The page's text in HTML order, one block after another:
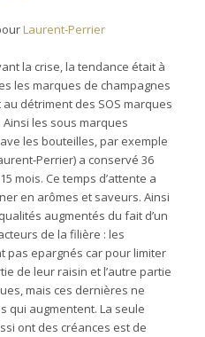
Laurent-Perrier
la crise, la tendance était à
les marques de champagnes
détriment des SOS marques
Ainsi les sous marques
les bouteilles, par exemple
Perrier) a conservé 36
mois. Ce temps d’attente a
en arômes et saveurs. Ainsi
augmentés du fait d’un
de la filière : les
pas epargnés car pour limiter
de leur raisin et l’autre partie
mais ces dernières ne
qui augmentent. La seule
ont des créances est de